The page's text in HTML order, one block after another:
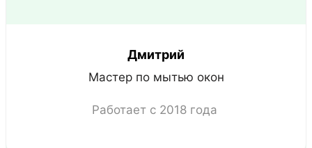
Дмитрий
Мастер по мытью окон
Работает с 2018 года